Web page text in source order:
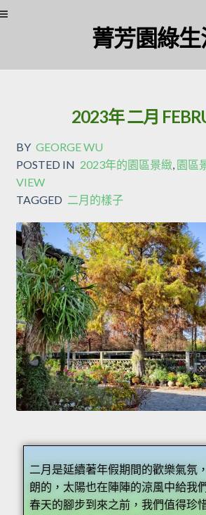
菁芳園綠生
2023年 二月
BY GEORGE WU
POSTED IN 2023年的園區景緻, 園區
VIEW
TAGGED 二月的樣子
二月是延續著年假期間的歡樂氣氛
朗的，太陽也在陣陣的涼風中給我
春天的腳步到來之前，我們值得珍